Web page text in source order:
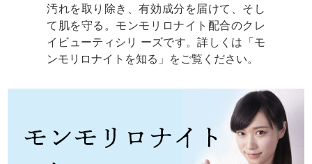
汚れを取り除き、有効成分を届けて、そし
て肌を守る。モンモリロナイト配合のクレ
イビューティシリ ーズです。詳しくは「モ
ンモリロナイトを知る」をご覧ください。